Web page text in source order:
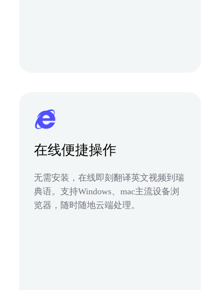
在线便捷操作
无需安装，在线即刻翻译英文视频到瑞
典语。支持Windows、mac主流设备浏
览器，随时随地云端处理。